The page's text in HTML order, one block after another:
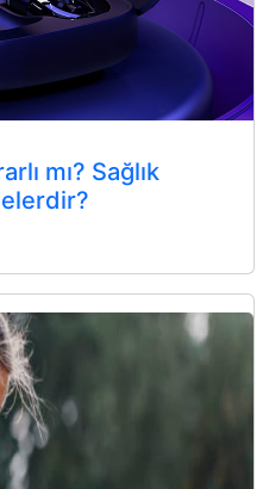
mı? Sağlık